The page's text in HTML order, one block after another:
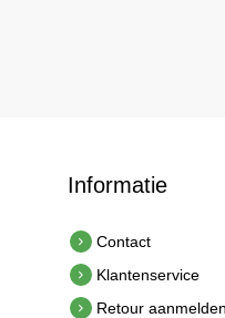
Informatie
Contact
Klantenservice
Retour aanmelden